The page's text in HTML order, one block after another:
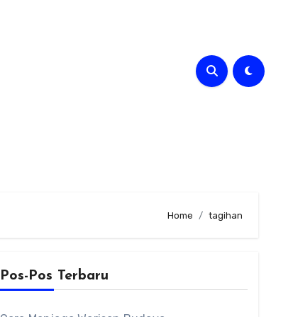
Home tagihan
Pos-Pos Terbaru